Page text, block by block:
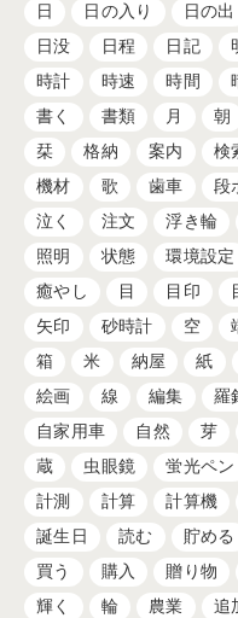
日
日の入り 日の出
日没
日程 日記
時計
時速 時間
書く
書類 月 朝
栞
格納 案内 検
機材
歌 歯車 段
泣く
注文 浮き輪
照明
状態 環境設定
癒やし
目 目印
矢印
砂時計 空
箱
米 納屋 紙
絵画
線 編集 羅
自家用車
自然 芽
蔵
虫眼鏡 蛍光ペン
計測
計算 計算機
誕生日
読む 貯める
買う
購入 贈り物
輝く
輪 農業 追